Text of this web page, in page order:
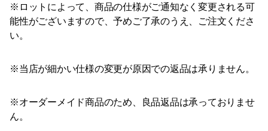
※ロットによって、商品の仕様がご通知なく変更される可
能性がございますので、予めご了承のうえ、ご注文くださ
い。
※当店が細かい仕様の変更が原因での返品は承りません。
※オーダーメイド商品のため、良品返品は承っておりませ
ん。